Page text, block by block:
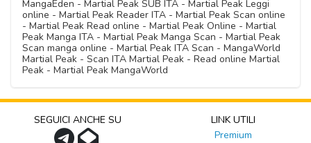
MangaEden - Martial Peak SUB ITA - Martial Peak Leggi
online - Martial Peak Reader ITA - Martial Peak Scan online
- Martial Peak Read online - Martial Peak Online - Martial
Peak Manga ITA - Martial Peak Manga Scan - Martial Peak
Scan manga online - Martial Peak ITA Scan - MangaWorld
Martial Peak - Scan ITA Martial Peak - Read online Martial
Peak - Martial Peak MangaWorld
SEGUICI ANCHE SU
LINK UTILI
Premium